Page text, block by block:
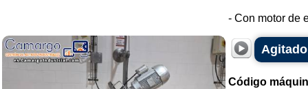
- Con motor de
Código